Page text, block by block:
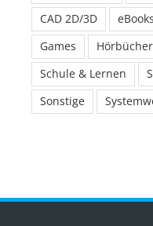
CAD 2D/3D
eBooks
Games
Hörbücher
Schule & Lernen
Sonstige